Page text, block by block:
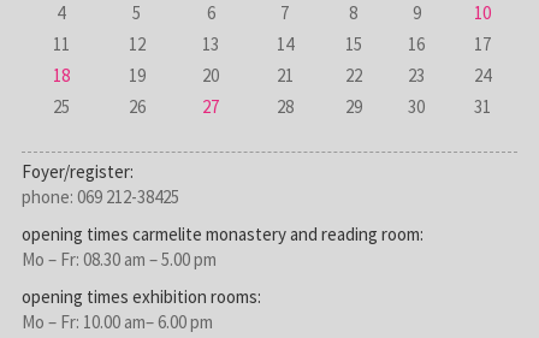
4
5 6 7 8 9
10
11
12 13 14 15 16
17
18
19 20 21 22 23
24
25
26 27 28 29 30 31
Foyer/register:
phone: 069 212-38425
opening times carmelite monastery and reading room:
Mo – Fr: 08.30 am – 5.00 pm
opening times exhibition rooms:
Mo – Fr: 10.00 am– 6.00 pm